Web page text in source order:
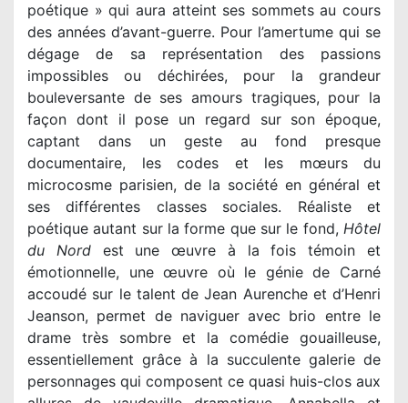
poétique » qui aura atteint ses sommets au cours
des années d’avant-guerre. Pour l’amertume qui se
dégage de sa représentation des passions
impossibles ou déchirées, pour la grandeur
bouleversante de ses amours tragiques, pour la
façon dont il pose un regard sur son époque,
captant dans un geste au fond presque
documentaire, les codes et les mœurs du
microcosme parisien, de la société en général et
ses différentes classes sociales. Réaliste et
poétique autant sur la forme que sur le fond, Hôtel
du Nordest une œuvre à la fois témoin et
émotionnelle, une œuvre où le génie de Carné
accoudé sur le talent de Jean Aurenche et d’Henri
Jeanson, permet de naviguer avec brio entre le
drame très sombre et la comédie gouailleuse,
essentiellement grâce à la succulente galerie de
personnages qui composent ce quasi huis-clos aux